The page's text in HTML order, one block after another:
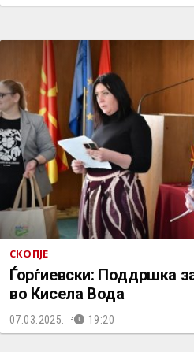
СКОПЈЕ
Ѓорѓиевски: Поддршка
во Кисела Вода
07.03.2025. 19:20